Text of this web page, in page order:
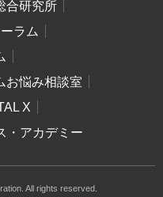
合研究所
ラム
お悩み相談室
X
・アカデミー
All rights reserved.